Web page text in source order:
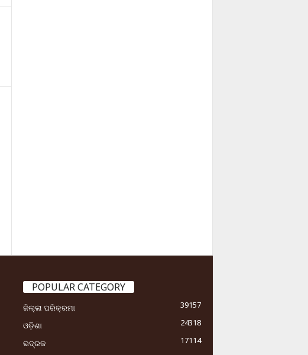
POPULAR CATEGORY
ଜିଲ୍ଲା ପରିକ୍ରମା
39157
ଓଡ଼ିଶା
24318
ଭଦ୍ରକ
17114